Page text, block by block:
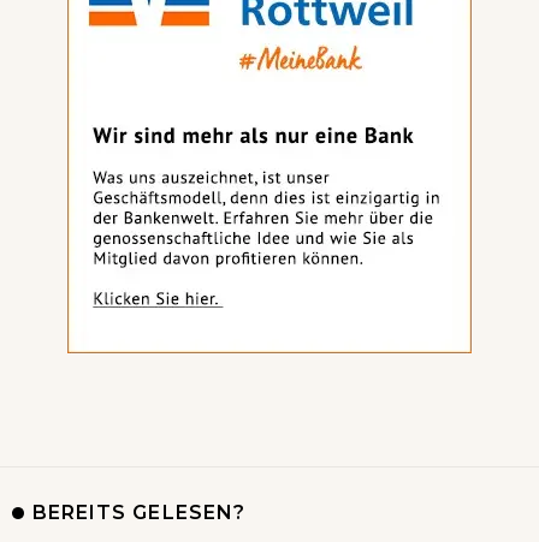
BEREITS GELESEN?